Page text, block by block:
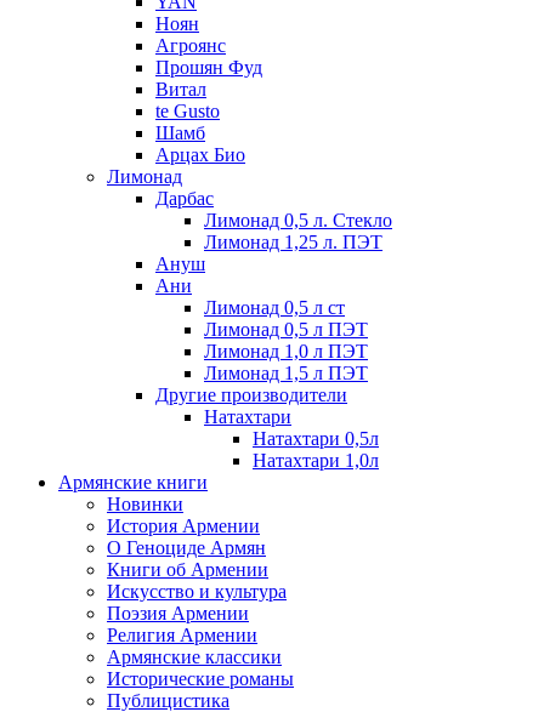
Ноян
Агроянс
Прошян Фуд
Витал
te Gusto
Шамб
Арцах Био
Лимонад
Дарбас
Лимонад 0,5 л. Стекло
Лимонад 1,25 л. ПЭТ
Ануш
Ани
Лимонад 0,5 л ст
Лимонад 0,5 л ПЭТ
Лимонад 1,0 л ПЭТ
Лимонад 1,5 л ПЭТ
Другие производители
Натахтари
Натахтари 0,5л
Натахтари 1,0л
Армянские книги
Новинки
История Армении
О Геноциде Армян
Книги об Армении
Иcкусство и культура
Поэзия Армении
Религия Армении
Армянские классики
Исторические романы
Публицистика